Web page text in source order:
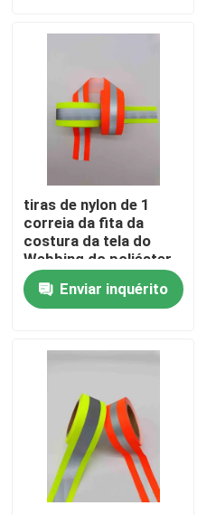
Quem Somos
Fábrica
Controle de Qualidade
Fale Conosco
Todos os casos
Pedir um orçamento
tela reflexiva
tiras de nylon de 1
correia da fita da
costura da tela do
Webbing do poliéster
de 2 polegadas para o
cinza alaranjado da
faixa
Enviar inquérito